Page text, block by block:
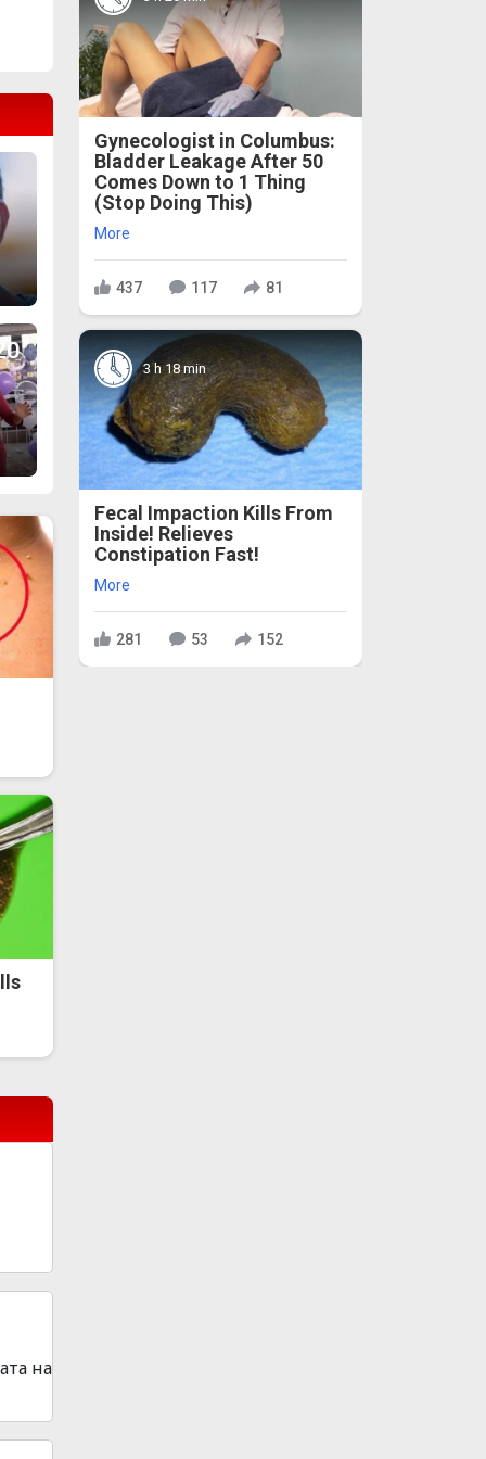
на
Gynecologist in Columbus:
Bladder Leakage After 50
Comes Down to 1 Thing
(Stop Doing This)
More
437 117 81
3 h 18 min
Fecal Impaction Kills From
Inside! Relieves
Constipation Fast!
More
281 53 152